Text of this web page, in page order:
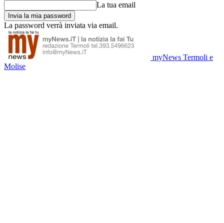
La tua email
La password verrà inviata via email.
myNews Termoli e
Molise